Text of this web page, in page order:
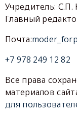
Учредитель: С.П.
Главный
Почта:
+7 978 249 12 82
Все права
материалов
для